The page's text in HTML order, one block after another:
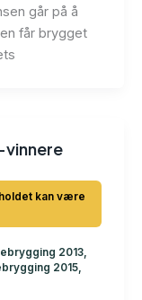
går på å
får brygget
2013,
2015,